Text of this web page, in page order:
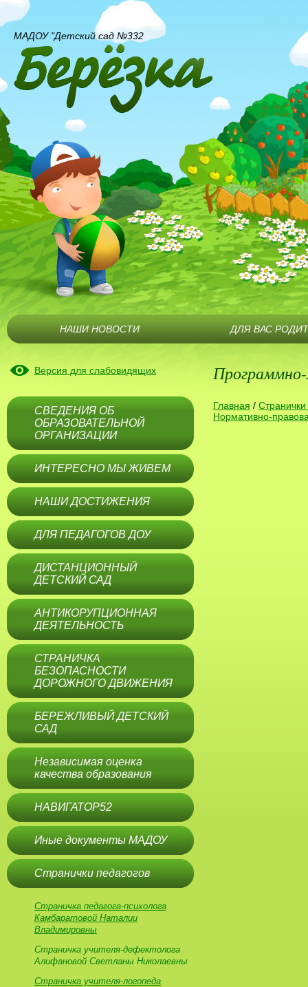
Версия для слабовидящих
СВЕДЕНИЯ ОБ
ОБРАЗОВАТЕЛЬНОЙ
ОРГАНИЗАЦИИ
ИНТЕРЕСНО МЫ ЖИВЕМ
НАШИ ДОСТИЖЕНИЯ
ДЛЯ ПЕДАГОГОВ ДОУ
ДИСТАНЦИОННЫЙ
ДЕТСКИЙ САД
АНТИКОРУПЦИОННАЯ
ДЕЯТЕЛЬНОСТЬ
СТРАНИЧКА
БЕЗОПАСНОСТИ
ДОРОЖНОГО ДВИЖЕНИЯ
БЕРЕЖЛИВЫЙ ДЕТСКИЙ
САД
Независимая оценка
качества образования
НАВИГАТОР52
Иные документы МАДОУ
Странички педагогов
Страничка педагога-психолога
Камбаратовой Наталии
Владимировны
Страничка учителя-дефектолога
Алифановой Светланы Николаевны
Страничка учителя-логопеда
Главная / Странички
Нормативно-
МАДОУ "Детский сад №332
НАШИ НОВОСТИ ДЛЯ ВАС